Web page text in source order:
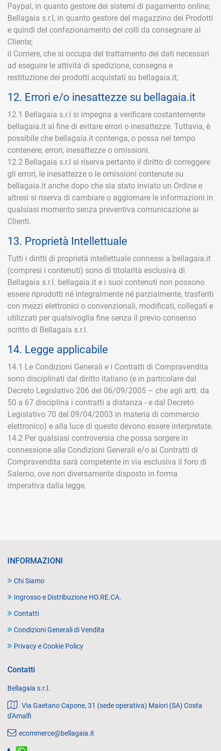
Paypal, in quanto gestore dei sistemi di pagamento online;
Bellagaia s.r.l, in quanto gestore del magazzino dei Prodotti
e quindi del confezionamento dei colli da consegnare al
Cliente;
il Corriere, che si occupa del trattamento dei dati necessari
ad eseguire le attività di spedizione, consegna e
restituzione dei prodotti acquistati su bellagaia.it;
12. Errori e/o inesattezze su bellagaia.it
12.1 Bellagaia s.r.l si impegna a verificare costantemente
bellagaia.it al fine di evitare errori o inesattezze. Tuttavia, è
possibile che bellagaia.it contenga, o possa nel tempo
contenere, errori, inesattezze o omissioni.
12.2 Bellagaia s.r.l si riserva pertanto il diritto di correggere
gli errori, le inesattezze o le omissioni contenute su
bellagaia.it anche dopo che sia stato inviato un Ordine e
altresì si riserva di cambiare o aggiornare le informazioni in
qualsiasi momento senza preventiva comunicazione ai
Clienti.
13. Proprietà Intellettuale
Tutti i diritti di proprietà intellettuale connessi a bellagaia.it
(compresi i contenuti) sono di titolarità esclusiva di
Bellagaia s.r.l. bellagaia.it e i suoi contenuti non possono
essere riprodotti né integralmente né parzialmente, trasferiti
con mezzi elettronici o convenzionali, modificati, collegati e
utilizzati per qualsivoglia fine senza il previo consenso
scritto di Bellagaia s.r.l.
14. Legge applicabile
14.1 Le Condizioni Generali e i Contratti di Compravendita
sono disciplinati dal diritto italiano (e in particolare dal
Decreto Legislativo 206 del 06/09/2005 – che agli artt. da
50 a 67 disciplina i contratti a distanza - e dal Decreto
Legislativo 70 del 09/04/2003 in materia di commercio
elettronico) e alla luce di questo devono essere interpretate.
14.2 Per qualsiasi controversia che possa sorgere in
connessione alle Condizioni Generali e/o ai Contratti di
Compravendita sarà competente in via esclusiva il foro di
Salerno, ove non diversamente disposto in forma
imperativa dalla legge.
INFORMAZIONI
Chi Siamo
Ingrosso e Distribuzione HO.RE.CA.
Contatti
Condizioni Generali di Vendita
Privacy e Cookie Policy
Contatti
Bellagaia s.r.l.
Via Gaetano Capone, 31 (sede operativa) Maiori (SA) Costa
d'Amalfi
ecommerce@bellagaia.it